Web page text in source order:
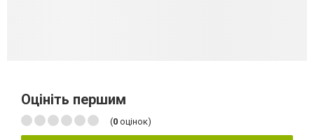
Оцініть першим
(0 оцінок)